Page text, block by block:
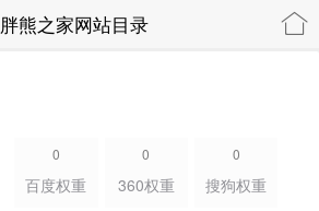
胖熊之家网站目录
0
百度权重
0
360权重
0
搜狗权重